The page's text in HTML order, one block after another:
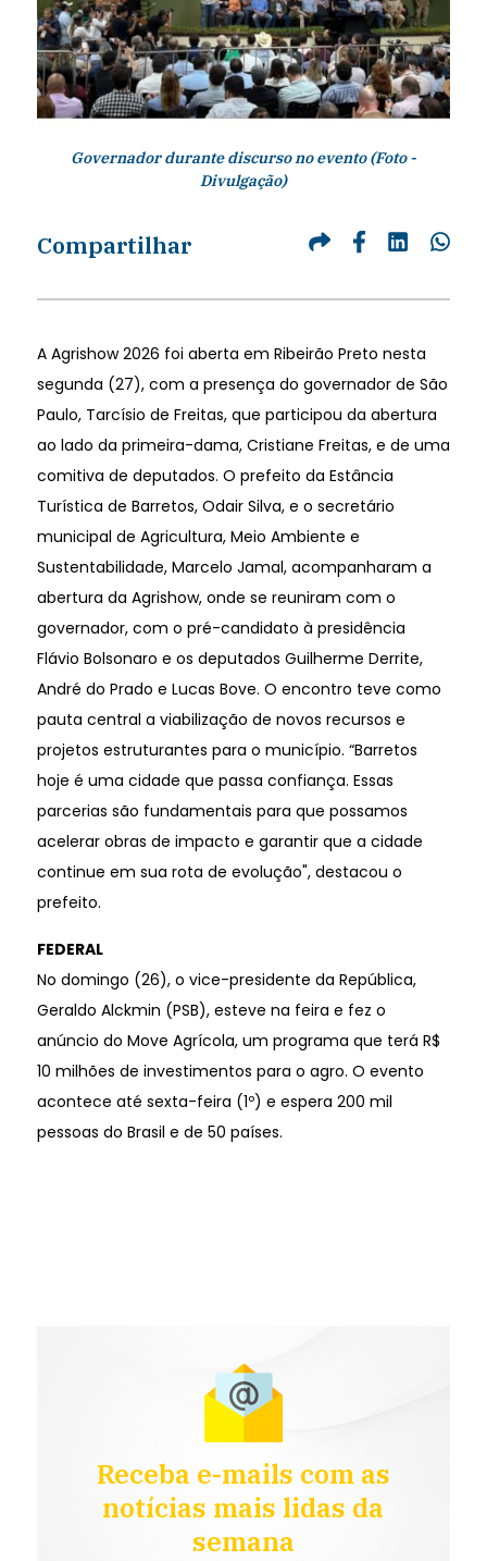
Governador durante discurso no evento (Foto -
Divulgação)
Compartilhar
A Agrishow 2026 foi aberta em Ribeirão Preto nesta
segunda (27), com a presença do governador de São
Paulo, Tarcísio de Freitas, que participou da abertura
ao lado da primeira-dama, Cristiane Freitas, e de uma
comitiva de deputados. O prefeito da Estância
Turística de Barretos, Odair Silva, e o secretário
municipal de Agricultura, Meio Ambiente e
Sustentabilidade, Marcelo Jamal, acompanharam a
abertura da Agrishow, onde se reuniram com o
governador, com o pré-candidato à presidência
Flávio Bolsonaro e os deputados Guilherme Derrite,
André do Prado e Lucas Bove. O encontro teve como
pauta central a viabilização de novos recursos e
projetos estruturantes para o município. “Barretos
hoje é uma cidade que passa confiança. Essas
parcerias são fundamentais para que possamos
acelerar obras de impacto e garantir que a cidade
continue em sua rota de evolução", destacou o
prefeito.
FEDERAL
No domingo (26), o vice-presidente da República,
Geraldo Alckmin (PSB), esteve na feira e fez o
anúncio do Move Agrícola, um programa que terá R$
10 milhões de investimentos para o agro. O evento
acontece até sexta-feira (1º) e espera 200 mil
pessoas do Brasil e de 50 países.
Receba e-mails com as
notícias mais lidas da
semana